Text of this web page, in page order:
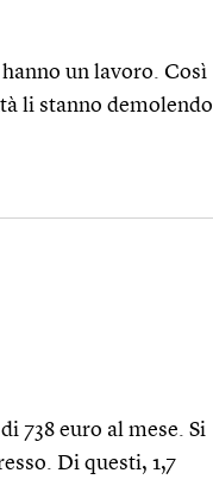
un lavoro. Così
li stanno demolendo
738 euro al mese. Si
Di questi, 1,7